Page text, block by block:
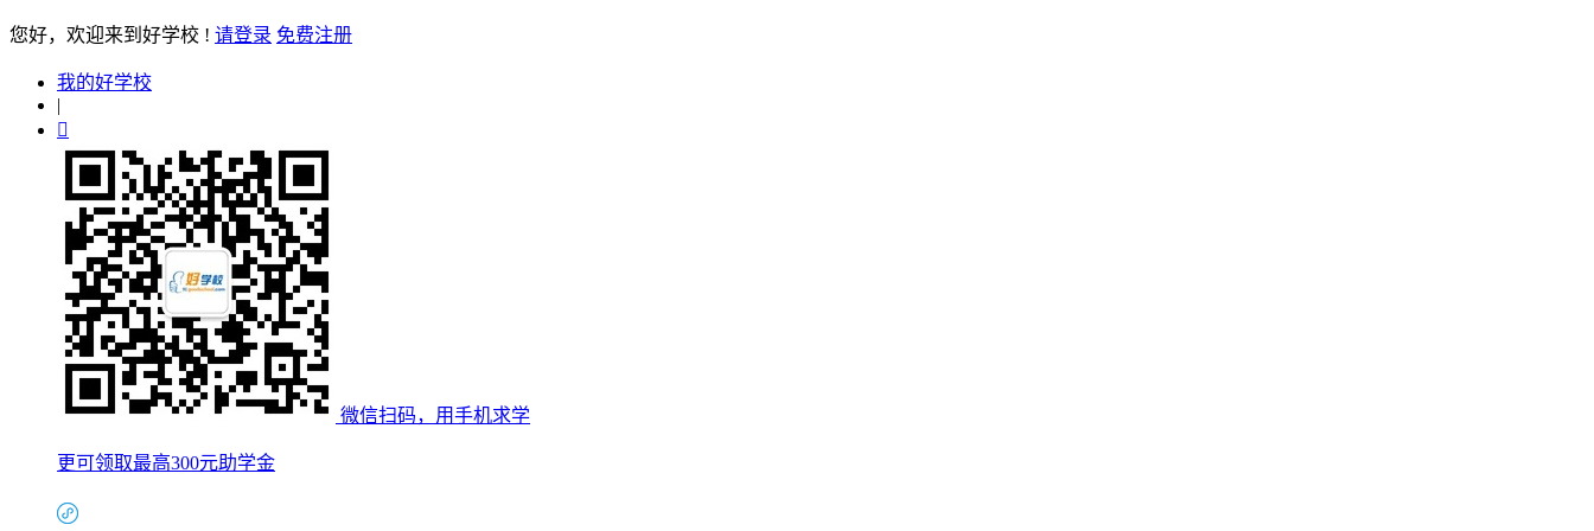
您好，欢迎来到好学校 ! 请登录 免费注册
我的好学校
|

微信扫码，用手机求学
更可领取最高300元助学金